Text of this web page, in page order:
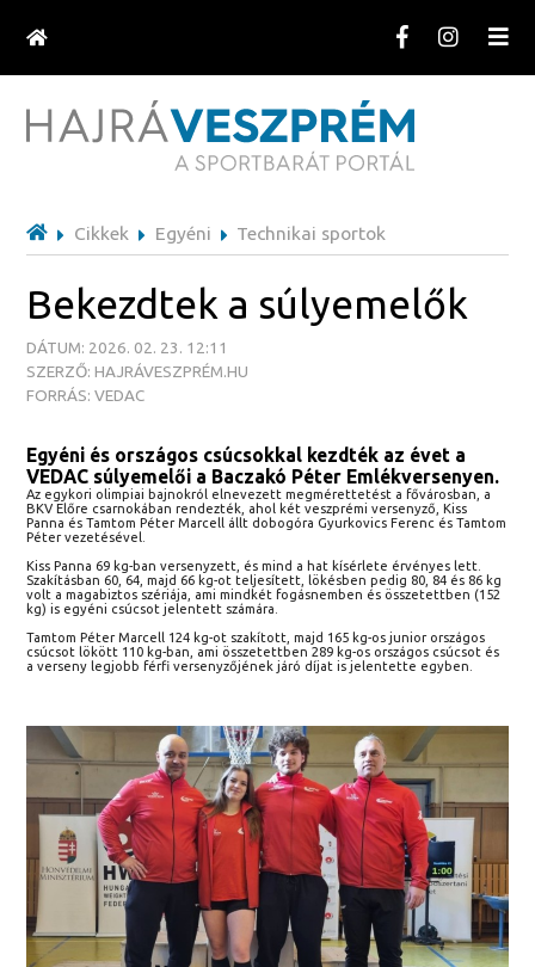
Cikkek Egyéni Technikai sportok
Bekezdtek a súlyemelők
DÁTUM: 2026. 02. 23. 12:11
SZERZŐ: HAJRÁVESZPRÉM.HU
FORRÁS: VEDAC
Egyéni és országos csúcsokkal kezdték az évet a
VEDAC súlyemelői a Baczakó Péter Emlékversenyen.
Az egykori olimpiai bajnokról elnevezett megmérettetést a fővárosban, a
BKV Előre csarnokában rendezték, ahol két veszprémi versenyző, Kiss
Panna és Tamtom Péter Marcell állt dobogóra Gyurkovics Ferenc és Tamtom
Péter vezetésével.
Kiss Panna 69 kg-ban versenyzett, és mind a hat kísérlete érvényes lett.
Szakításban 60, 64, majd 66 kg-ot teljesített, lökésben pedig 80, 84 és 86 kg
volt a magabiztos szériája, ami mindkét fogásnemben és összetettben (152
kg) is egyéni csúcsot jelentett számára.
Tamtom Péter Marcell 124 kg-ot szakított, majd 165 kg-os junior országos
csúcsot lökött 110 kg-ban, ami összetettben 289 kg-os országos csúcsot és
a verseny legjobb férfi versenyzőjének járó díjat is jelentette egyben.